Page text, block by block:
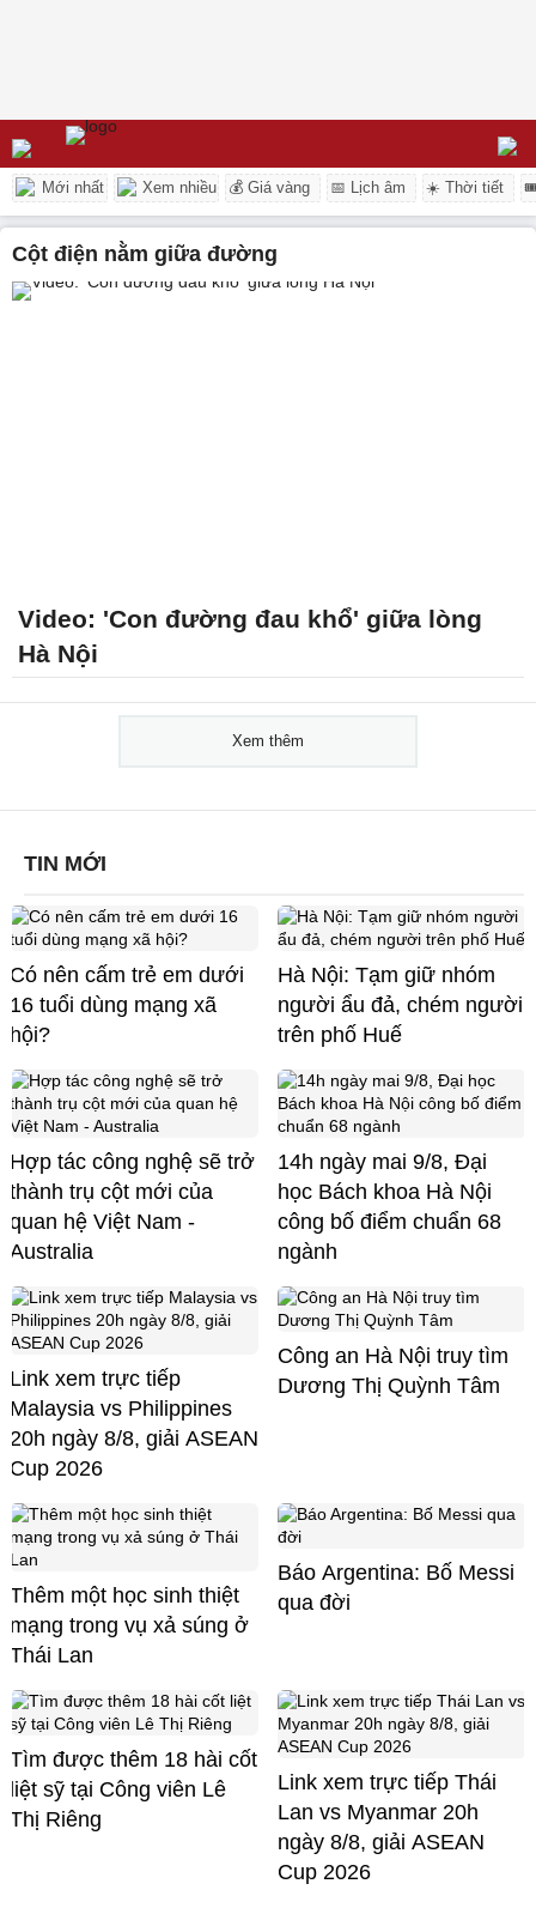
Mới nhất Xem nhiều 💰 Giá vàng 📅 Lịch âm ☀️ Thời tiết
cột điện nằm giữa đường
Video: 'Con đường đau khổ' giữa lòng
Hà Nội
Xem thêm
TIN MỚI
Có nên cấm trẻ em dưới
16 tuổi dùng mạng xã
hội?
Hà Nội: Tạm giữ nhóm
người ẩu đả, chém người
trên phố Huế
Hợp tác công nghệ sẽ trở
thành trụ cột mới của
quan hệ Việt Nam -
Australia
14h ngày mai 9/8, Đại
học Bách khoa Hà Nội
công bố điểm chuẩn 68
ngành
Link xem trực tiếp
Malaysia vs Philippines
20h ngày 8/8, giải ASEAN
Cup 2026
Công an Hà Nội truy tìm
Dương Thị Quỳnh Tâm
Thêm một học sinh thiệt
mạng trong vụ xả súng ở
Thái Lan
Báo Argentina: Bố Messi
qua đời
Tìm được thêm 18 hài cốt
liệt sỹ tại Công viên Lê
Thị Riêng
Link xem trực tiếp Thái
Lan vs Myanmar 20h
ngày 8/8, giải ASEAN
Cup 2026